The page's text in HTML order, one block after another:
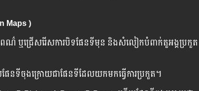
Maps )
ពណ៌ ឬជ្រើសរើសការបិទផែនទីមុន និងសំលៀកបំពាក់តួអង្គប្រកួត​
ែនទីចុងក្រោយជាផែនទីដែលយកមកធ្វើការប្រកួត។